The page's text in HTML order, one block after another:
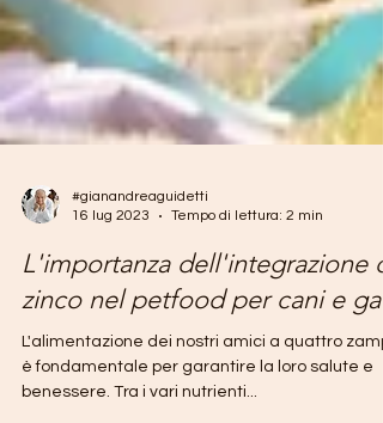
Tempo di lettura: 2 min
L'importanza dell'integrazione di
zinco nel petfood per cani e
L'alimentazione dei nostri amici a quattro